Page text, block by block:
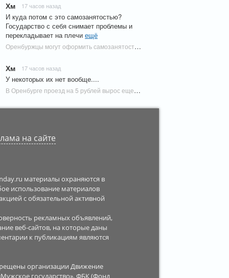
Хм 17 часов назад
И куда потом с это самозанятостью?
Государство с себя снимает проблемы и
перекладывает на плечи ещё
Оренбуржцы могут оформить самозанятость онлайн через Госуслуги | Новости Оренбурга
Хм 17 часов назад
У некоторых их нет вообще....
В Оренбурге проезд на 5 рублей вырос еще у одного маршрута | Новости Оренбурга
на сайте
материалы охраняются в
использование материалов
с обязательной активной
рекламных объявлений,
веб-сайтов, на которые даны
к публикациям являются
организации Движение
государство», ФБК (Фонд